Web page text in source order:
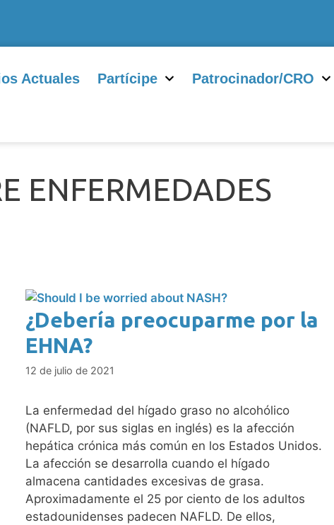
Actuales Partícipe Patrocinador/CRO
ENFERMEDADES
¿Debería preocuparme por la
EHNA?
12 de julio de 2021
La enfermedad del hígado graso no alcohólico
(NAFLD, por sus siglas en inglés) es la afección
hepática crónica más común en los Estados Unidos.
La afección se desarrolla cuando el hígado
almacena cantidades excesivas de grasa.
Aproximadamente el 25 por ciento de los adultos
estadounidenses padecen NAFLD. De ellos,